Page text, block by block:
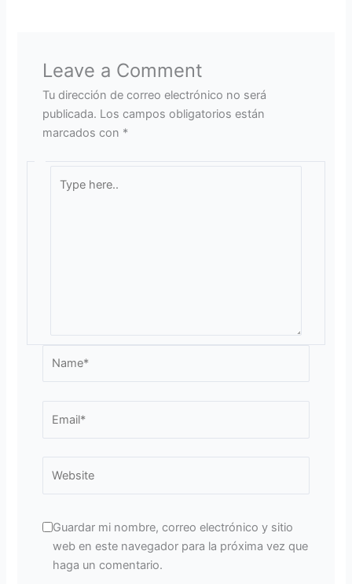
Leave a Comment
Tu dirección de correo electrónico no será
publicada. Los campos obligatorios están
marcados con *
here..
Guardar mi nombre, correo electrónico y sitio
web en este navegador para la próxima vez que
haga un comentario.